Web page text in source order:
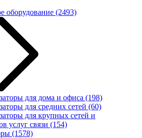
оборудование (2493)
для дома и офиса (198)
для средних сетей (60)
для крупных сетей и
услуг связи (154)
(1578)